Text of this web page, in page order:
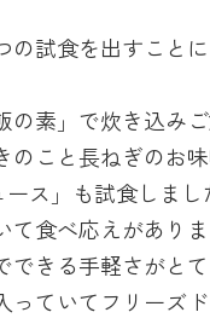
試食を出すこと
素」で炊き込みご
のこと長ねぎのお
ス」も試食しまし
食べ応えがあり
きる手軽さがと
ていてフリーズ